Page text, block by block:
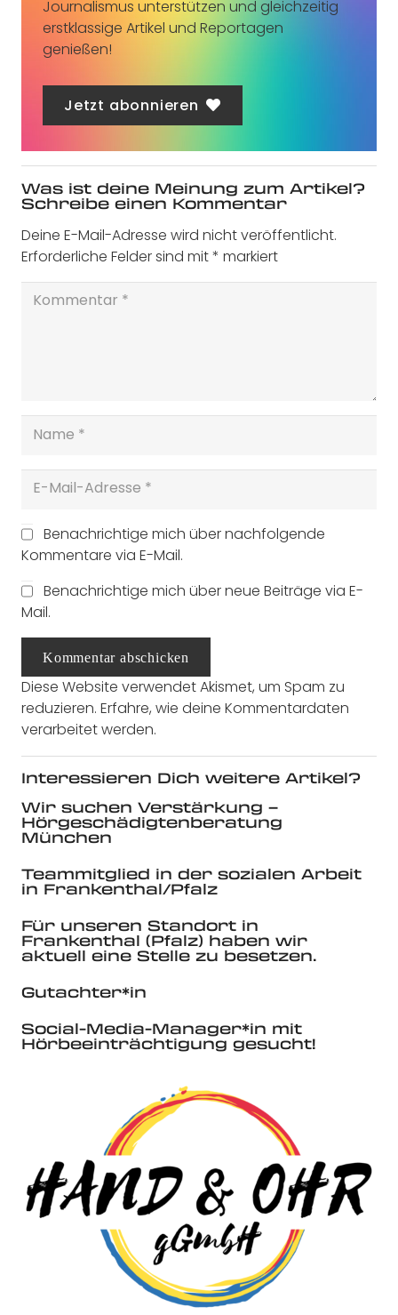
Journalismus unterstützen und gleichzeitig
erstklassige Artikel und Reportagen
genießen!
Jetzt abonnieren
Was ist deine Meinung zum Artikel?
Schreibe einen Kommentar
Deine E-Mail-Adresse wird nicht veröffentlicht.
Erforderliche Felder sind mit* markiert
Benachrichtige mich über nachfolgende
Kommentare via E-Mail.
Benachrichtige mich über neue Beiträge via E-
Mail.
Kommentar abschicken
Diese Website verwendet Akismet, um Spam zu
reduzieren. Erfahre, wie deine Kommentardaten
verarbeitet werden.
Interessieren Dich weitere Artikel?
Wir suchen Verstärkung –
Hörgeschädigtenberatung
München
Teammitglied in der sozialen Arbeit
in Frankenthal/Pfalz
Für unseren Standort in
Frankenthal (Pfalz) haben wir
aktuell eine Stelle zu besetzen.
Gutachter*in
Social-Media-Manager*in mit
Hörbeeinträchtigung gesucht!